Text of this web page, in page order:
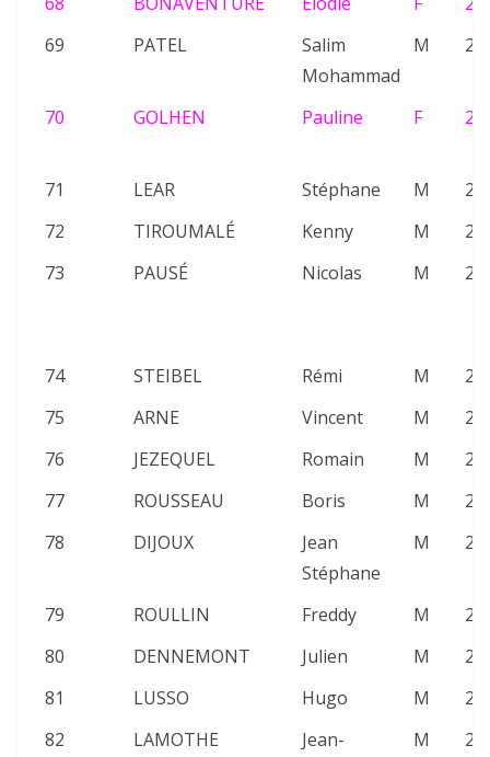
69
PATEL
Salim
Mohammad
M
70 GOLHEN Pauline F
71 LEAR Stéphane M
72
TIROUMALÉ Kenny M
73
PAUSÉ Nicolas M
74 STEIBEL Rémi M
75
ARNE Vincent M
76
JEZEQUEL Romain M
77
ROUSSEAU Boris M
78
DIJOUX
Jean
Stéphane
M
79 ROULLIN Freddy M
80
DENNEMONT Julien M
81
LUSSO Hugo M
82
LAMOTHE
Jean-
M